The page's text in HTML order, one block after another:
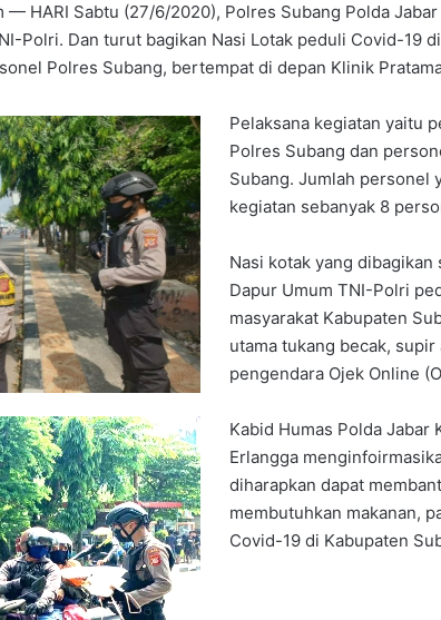
— HARI Sabtu (27/6/2020), Polres Subang Polda
Polri. Dan turut bagikan Nasi Lotak peduli Covid-19
Polres Subang, bertempat di depan Klinik
Pelaksana kegiatan yaitu
Polres Subang dan
Subang. Jumlah personel
kegiatan sebanyak 8
Nasi kotak yang dibagikan
Dapur Umum TNI-Polri
masyarakat Kabupaten
utama tukang becak,
pengendara Ojek Online
Kabid Humas Polda Jabar
Erlangga
diharapkan dapat
membutuhkan makanan,
Covid-19 di Kabupaten